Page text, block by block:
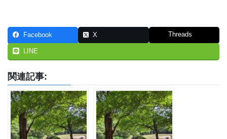
Facebook X Threads
LINE
関連記事: